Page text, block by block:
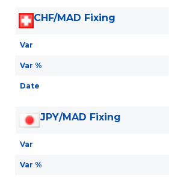
CHF/MAD Fixing
Var
Var %
Date
JPY/MAD Fixing
Var
Var %